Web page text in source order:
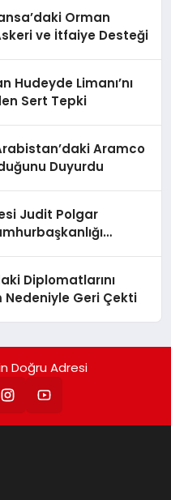
Orman
ve İtfaiye Desteği
Hudeyde Limanı’nı
Sert Tepki
Aramco
Duyurdu
Judit Polgar
Diplomatlarını
Nedeniyle Geri Çekti
Doğru Adresi